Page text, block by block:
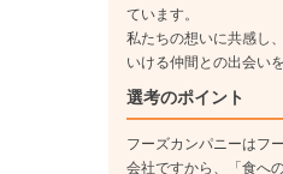
ャリアを積んでいきます。
将来的には、管理栄養士の統括
業務など、多様なキャリアアッ
《入社1年目》
入社後は、全社集合研修、カン
ています。
私たちの想いに共感し
いける仲間との出会い
選考のポイント
フーズカンパニーはフ
会社ですから、「食へ